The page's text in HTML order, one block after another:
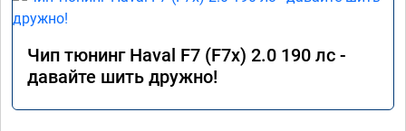
Чип тюнинг Haval F7 (F7x) 2.0 190 лс -
давайте шить дружно!